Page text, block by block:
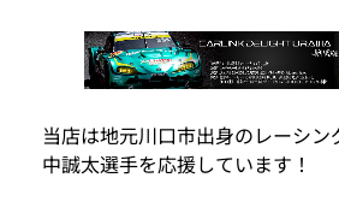
当店は地元川口市出身のレーシ
中誠太選手を応援しています！